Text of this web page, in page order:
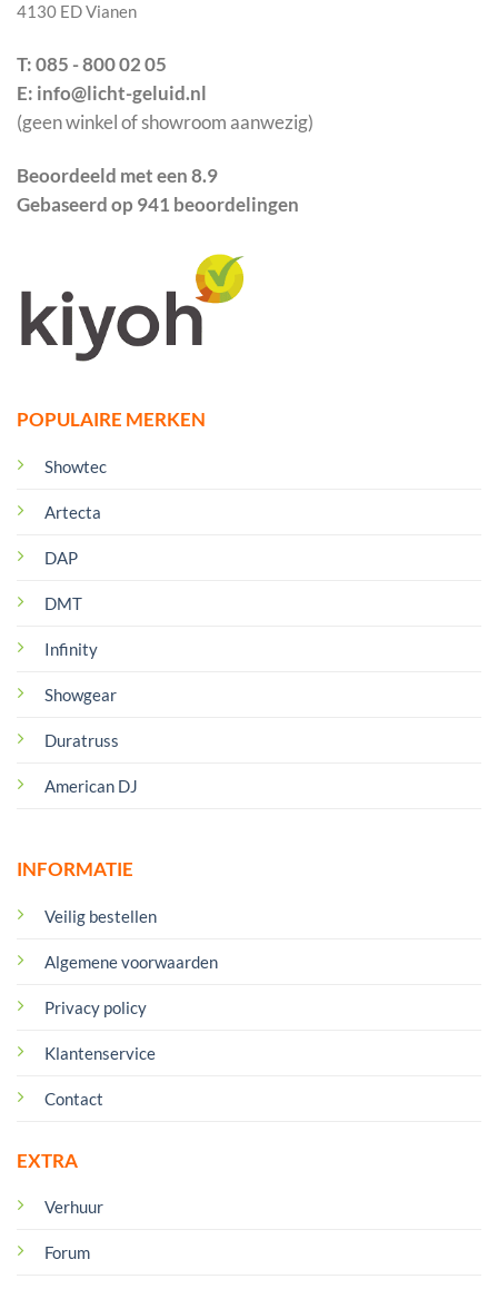
POPULAIRE MERKEN
Showtec
Artecta
DAP
DMT
Infinity
Showgear
Duratruss
American DJ
INFORMATIE
Veilig bestellen
Algemene voorwaarden
Privacy policy
Klantenservice
Contact
EXTRA
Verhuur
Forum
4130 ED Vianen
T: 085 - 800 02 05
E: info@licht-geluid.nl
(geen winkel of showroom aanwezig)
Beoordeeld met een 8.9
Gebaseerd op 941 beoordelingen